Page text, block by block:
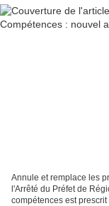
Annule et remplace les
l'Arrêté du Préfet de
compétences est